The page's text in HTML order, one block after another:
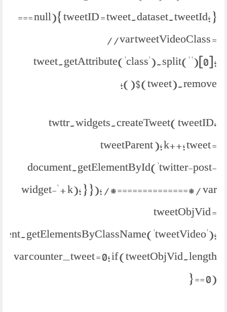
=== null){ tweetID = tweet.dataset.tweetId; }
//var tweetVideoClass =
tweet.getAttribute('class').split(' ')[0];
$(tweet).remove();
twttr.widgets.createTweet( tweetID,
tweetParent ); k++; tweet =
document.getElementById('twitter-post-
widget-' + k); } }); /*==============*/ var
tweetObjVid =
var counter_tweet = 0; if (tweetObjVid.length
== 0) {